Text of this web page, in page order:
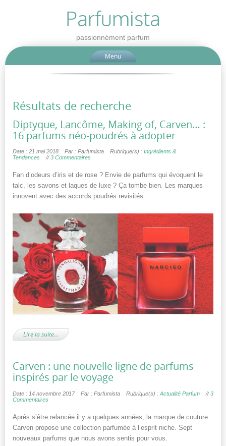
Parfumista
passionnément parfum
Menu
Résultats de recherche
Diptyque, Lancôme, Making of, Carven… :
16 parfums néo-poudrés à adopter
Date : 21 mai 2018 Par : Parfumista Rubrique(s) : Ingrédients &
Tendances
//3 Commentaires
Fan d’odeurs d’iris et de rose ? Envie de parfums qui évoquent le
talc, les savons et laques de luxe ? Ça tombe bien. Les marques
innovent avec des accords poudrés revisités.
Lire la suite…
Carven : une nouvelle ligne de parfums
inspirés par le voyage
Date : 14 novembre 2017 Par : Parfumista Rubrique(s) : Actualité Parfum //3
Commentaires
Après s’être relancée il y a quelques années, la marque de couture
Carven propose une collection parfumée à l’esprit niche. Sept
nouveaux parfums que nous avons sentis pour vous.